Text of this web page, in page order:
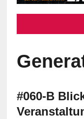
#060-B